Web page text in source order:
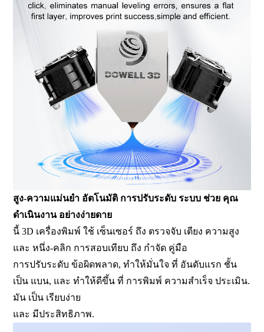
สูง-ความแม่นยำ อัตโนมัติ การปรับระดับ ระบบ ช่วย คุณ
ดำเนินงาน อย่างง่ายดาย
นี้ 3D เครื่องพิมพ์ ใช้ เซ็นเซอร์ ถึง ตรวจจับ เตียง ความสูง
และ หนึ่ง-คลิก การสอบเทียบ ถึง กำจัด คู่มือ
การปรับระดับ ข้อผิดพลาด, ทำให้มั่นใจ ที่ อันดับแรก ชั้น
เป็น แบน, และ ทำให้ดีขึ้น ที่ การพิมพ์ ความสำเร็จ ประเมิน.
มัน เป็น เรียบง่าย
และ มีประสิทธิภาพ.